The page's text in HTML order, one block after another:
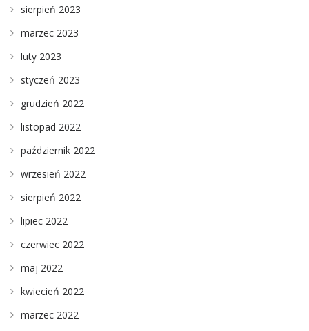
sierpień 2023
marzec 2023
luty 2023
styczeń 2023
grudzień 2022
listopad 2022
październik 2022
wrzesień 2022
sierpień 2022
lipiec 2022
czerwiec 2022
maj 2022
kwiecień 2022
marzec 2022